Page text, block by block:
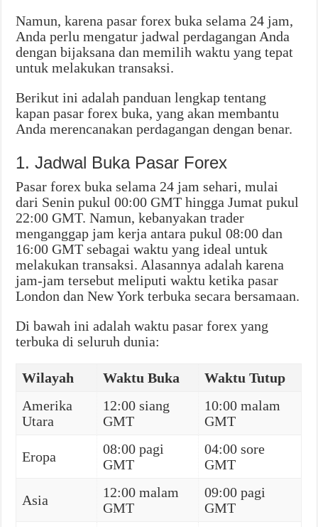
Namun, karena pasar forex buka selama 24 jam,
Anda perlu mengatur jadwal perdagangan Anda
dengan bijaksana dan memilih waktu yang tepat
untuk melakukan transaksi.
Berikut ini adalah panduan lengkap tentang
kapan pasar forex buka, yang akan membantu
Anda merencanakan perdagangan dengan benar.
1. Jadwal Buka Pasar Forex
Pasar forex buka selama 24 jam sehari, mulai
dari Senin pukul 00:00 GMT hingga Jumat pukul
22:00 GMT. Namun, kebanyakan trader
menganggap jam kerja antara pukul 08:00 dan
16:00 GMT sebagai waktu yang ideal untuk
melakukan transaksi. Alasannya adalah karena
jam-jam tersebut meliputi waktu ketika pasar
London dan New York terbuka secara bersamaan.
Di bawah ini adalah waktu pasar forex yang
terbuka di seluruh dunia:
Wilayah Waktu Buka
Waktu Tutup
Amerika
Utara
12:00 siang
GMT
10:00 malam
GMT
Eropa
08:00 pagi
GMT
04:00 sore
GMT
Asia
12:00 malam
GMT
09:00 pagi
GMT